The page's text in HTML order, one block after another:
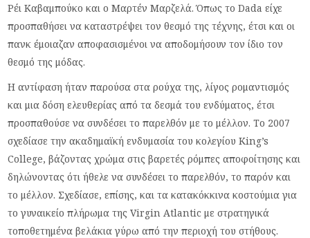
Ρέι Καβαμπούκο και ο Μαρτέν Μαρζελά. Όπως το Dada είχε
προσπαθήσει να καταστρέψει τον θεσμό της τέχνης, έτσι και οι
πανκ έμοιαζαν αποφασισμένοι να αποδομήσουν τον ίδιο τον
θεσμό της μόδας.
Η αντίφαση ήταν παρούσα στα ρούχα της, λίγος ρομαντισμός
και μια δόση ελευθερίας από τα δεσμά του ενδύματος, έτσι
προσπαθούσε να συνδέσει το παρελθόν με το μέλλον. Το 2007
σχεδίασε την ακαδημαϊκή ενδυμασία του κολεγίου King’s
College, βάζοντας χρώμα στις βαρετές ρόμπες αποφοίτησης και
δηλώνοντας ότι ήθελε να συνδέσει το παρελθόν, το παρόν και
το μέλλον. Σχεδίασε, επίσης, και τα κατακόκκινα κοστούμια για
το γυναικείο πλήρωμα της Virgin Atlantic με στρατηγικά
τοποθετημένα βελάκια γύρω από την περιοχή του στήθους.